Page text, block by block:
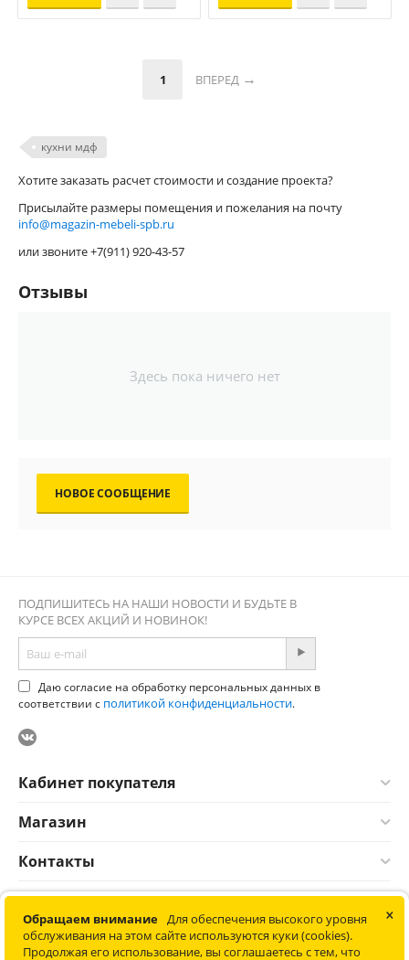
1 ВПЕРЕД
кухни мдф
Хотите заказать расчет стоимости и создание проекта?
Присылайте размеры помещения и пожелания на почту
info@magazin-mebeli-spb.ru
или звоните +7(911) 920-43-57
Отзывы
Здесь пока ничего нет
НОВОЕ СООБЩЕНИЕ
ПОДПИШИТЕСЬ НА НАШИ НОВОСТИ И БУДЬТЕ В
КУРСЕ ВСЕХ АКЦИЙ И НОВИНОК!
Даю согласие на обработку персональных данных в
соответствии с политикой конфиденциальности.
Кабинет покупателя
Магазин
Контакты
© 2012-2026 Соната. Все права защищены. Информация сайта
защищена законом об авторских правах. Не является
публичной офертой.
×
Обращаем внимание Для обеспечения высокого уровня
обслуживания на этом сайте используются куки (cookies).
Продолжая его использование, вы соглашаетесь с тем, что